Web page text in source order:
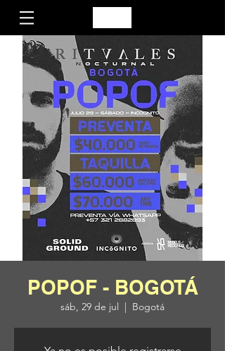
POPOF - BOGOTÁ
sáb, 29 de jul
  |
Bogotá